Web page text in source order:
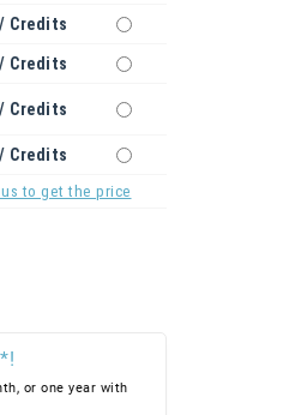
Credits
Credits
Credits
Credits
to get the price
or one year with